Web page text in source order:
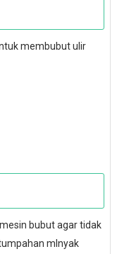
membubut ulir
bubut agar tidak
mlnyak